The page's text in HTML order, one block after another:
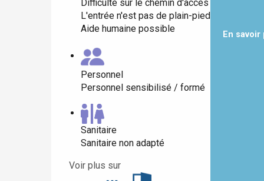
Difficulté sur le chemin d'accès
L'entrée n'est pas de plain-pied
Aide humaine possible
Personnel
Personnel sensibilisé / formé
Sanitaire
Sanitaire non adapté
Voir plus sur
En savoir